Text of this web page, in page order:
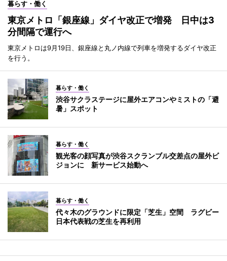
暮らす・働く
東京メトロ「銀座線」ダイヤ改正で増発 日中は3
分間隔で運行へ
東京メトロは9月19日、銀座線と丸ノ内線で列車を増発するダイヤ改正
を行う。
暮らす・働く
渋谷サクラステージに屋外エアコンやミストの「避
暑」スポット
暮らす・働く
観光客の顔写真が渋谷スクランブル交差点の屋外ビ
ジョンに 新サービス始動へ
暮らす・働く
代々木のグラウンドに限定「芝生」空間 ラグビー
日本代表戦の芝生を再利用